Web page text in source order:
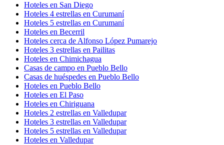
Hoteles en San Diego
Hoteles 4 estrellas en Curumaní
Hoteles 5 estrellas en Curumaní
Hoteles en Becerril
Hoteles cerca de Alfonso López Pumarejo
Hoteles 3 estrellas en Pailitas
Hoteles en Chimichagua
Casas de campo en Pueblo Bello
Casas de huéspedes en Pueblo Bello
Hoteles en Pueblo Bello
Hoteles en El Paso
Hoteles en Chiriguana
Hoteles 2 estrellas en Valledupar
Hoteles 3 estrellas en Valledupar
Hoteles 5 estrellas en Valledupar
Hoteles en Valledupar